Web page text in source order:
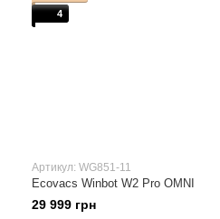
4
Артикул: WG851-11
Ecovacs Winbot W2 Pro OMNI
29 999 грн